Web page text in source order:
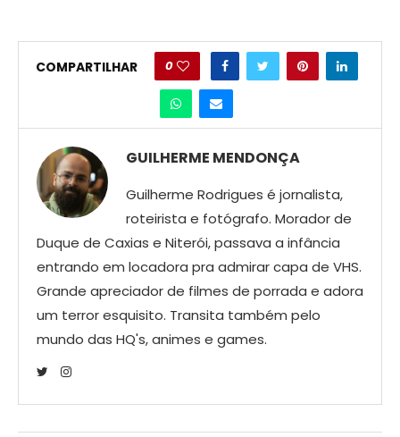
COMPARTILHAR 0
GUILHERME MENDONÇA
Guilherme Rodrigues é jornalista,
roteirista e fotógrafo. Morador de
Duque de Caxias e Niterói, passava a infância
entrando em locadora pra admirar capa de VHS.
Grande apreciador de filmes de porrada e adora
um terror esquisito. Transita também pelo
mundo das HQ's, animes e games.